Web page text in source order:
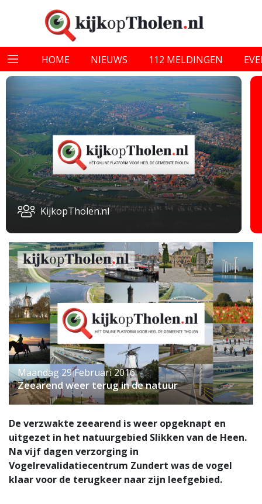
HOME NIEUWS 112 MELDINGEN
KijkopTholen.nl
Maandag 29 Februari 2016
Zeearend weer terug in de natuur
De verzwakte zeearend is weer opgeknapt en
uitgezet in het natuurgebied Slikken van de Heen.
Na vijf dagen verzorging in
Vogelrevalidatiecentrum Zundert was de vogel
klaar voor de terugkeer naar zijn leefgebied.